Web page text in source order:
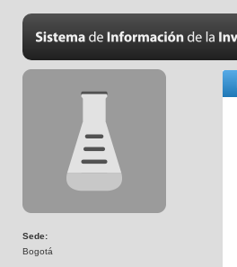
Sede:
Bogotá